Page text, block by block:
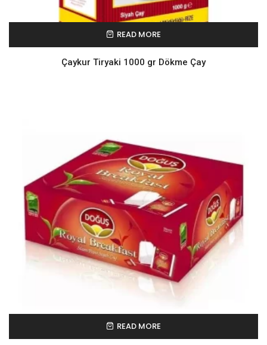
READ MORE
Çaykur Tiryaki 1000 gr Dökme Çay
READ MORE